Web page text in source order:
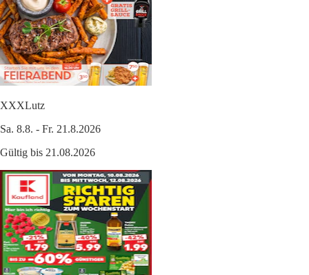
XXXLutz
Sa. 8.8. - Fr. 21.8.2026
Gültig bis 21.08.2026